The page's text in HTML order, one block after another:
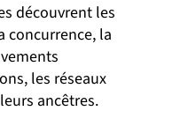
découvrent les
concurrence, la
les réseaux
ancêtres.